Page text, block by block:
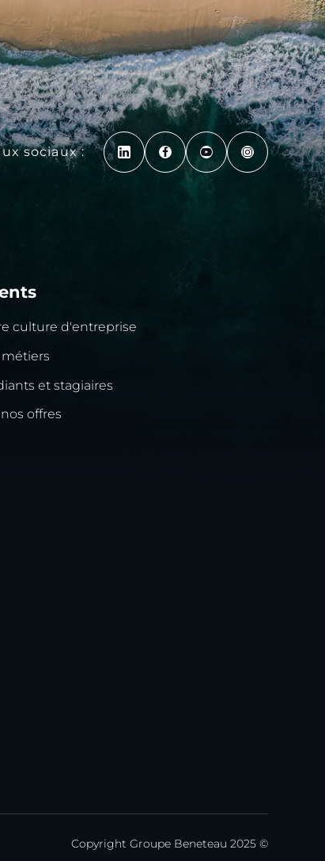
sociaux :
culture d'entreprise
métiers
et stagiaires
offres
Copyright Groupe Beneteau 2025 ©